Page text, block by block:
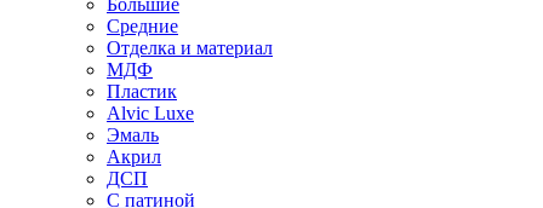
Большие
Средние
Отделка и материал
МДФ
Пластик
Alvic Luxe
Эмаль
Акрил
ДСП
С патиной